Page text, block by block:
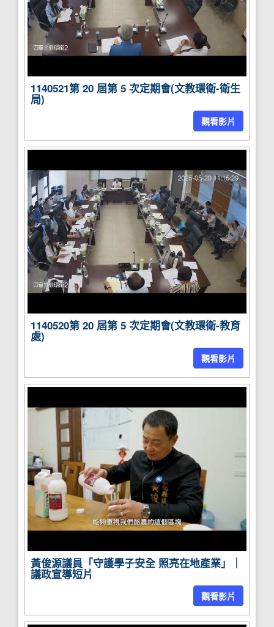
1140521第 20 屆第 5 次定期會(文教環衛-衛生
局)
觀看影片
1140520第 20 屆第 5 次定期會(文教環衛-教育
處)
觀看影片
黃俊源議員「守護學子安全 照亮在地產業」｜
議政宣導短片
觀看影片